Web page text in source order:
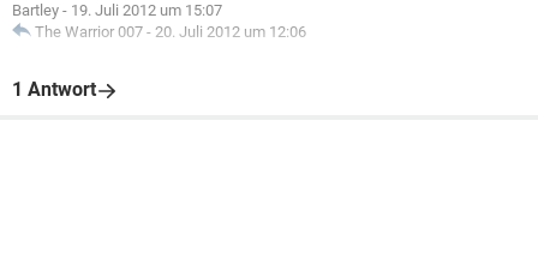
Bartley - 19. Juli 2012 um 15:07
The Warrior 007 - 20. Juli 2012 um 12:06
1 Antwort